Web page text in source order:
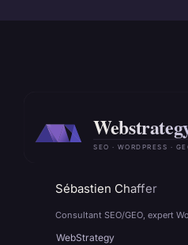
Sébastien Chaffer
Consultant SEO/GEO, expert
WebStrategy